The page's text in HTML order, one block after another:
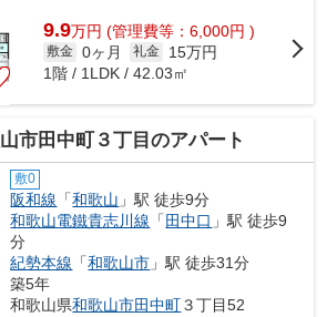
9.9万円 (管理費等：6,000円 )
敷金 0ヶ月 礼金
15万円
1階 / 1LDK / 42.03㎡
市田中町３丁目のアパート
敷0
阪和線 「和歌山 」駅 徒歩9分
和歌山電鐵貴志川線 「 田中口 」駅 徒歩9
分
紀勢本線 「和歌山市 」駅 徒歩31分
築5年
和歌山県和歌山市田中町３丁目52